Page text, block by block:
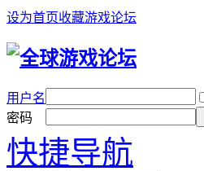
设为首页收藏游戏论坛
用户名
密码
快捷导航